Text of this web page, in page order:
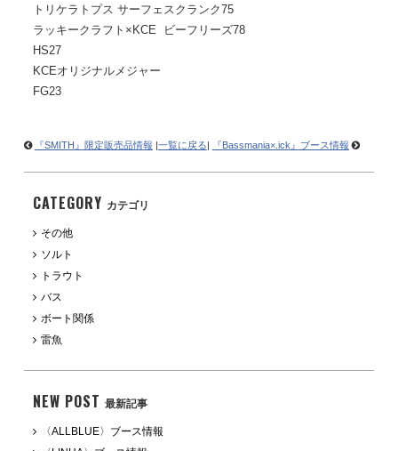
CATEGORY カテゴリ
その他
ソルト
トラウト
バス
ボート関係
雷魚
NEW POST 最新記事
〈ALLBLUE〉ブース情報
トリケラトプス サーフェスクランク75
ラッキークラフト×KCE ビーフリーズ78
HS27
KCEオリジナルメジャー
FG23
『SMITH』限定販売品情報 |一覧に戻る| 『Bassmania×.ick』ブース情報